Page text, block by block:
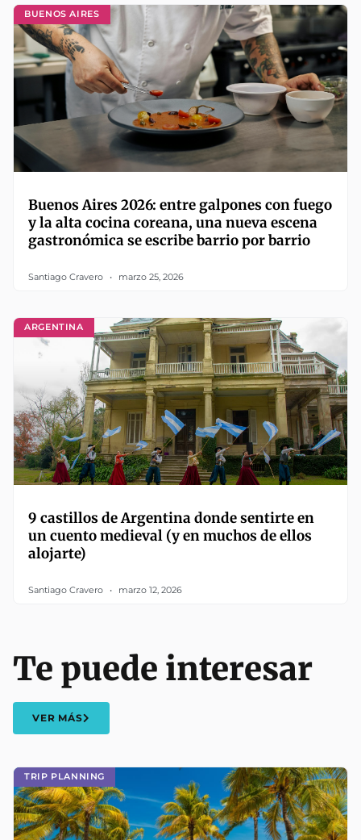
BUENOS AIRES
Buenos Aires 2026: entre galpones con fuego
y la alta cocina coreana, una nueva escena
gastronómica se escribe barrio por barrio
Santiago Cravero marzo 25, 2026
ARGENTINA
9 castillos de Argentina donde sentirte en
un cuento medieval (y en muchos de ellos
alojarte)
Santiago Cravero marzo 12, 2026
TRIP PLANNING
Te puede interesar
VER MÁS